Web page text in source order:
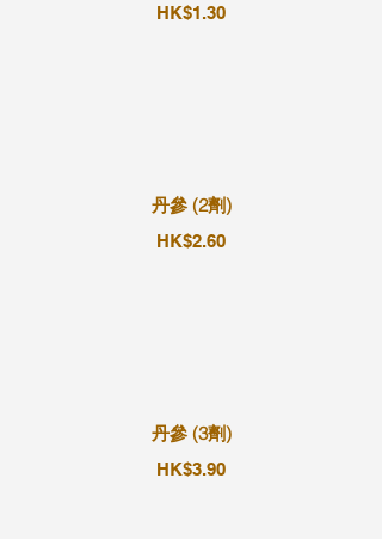
HK$1.30
丹參 (2劑)
HK$2.60
丹參 (3劑)
HK$3.90